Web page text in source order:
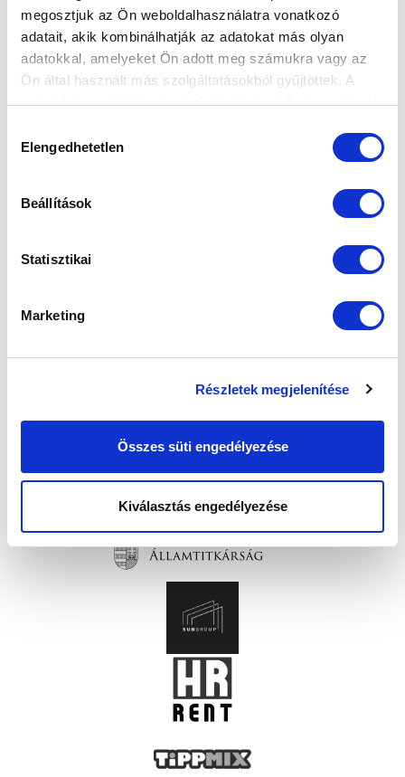
megosztjuk az Ön weboldalhasználatra vonatkozó
adatait, akik kombinálhatják az adatokat más olyan
adatokkal, amelyeket Ön adott meg számukra vagy az
Ön által használt más szolgáltatásokból gyűjtöttek. A
weboldalon való böngészés folytatásával Ön hozzájárul a
kiválasztása
Elengedhetetlen
Beállítások
Statisztikai
Marketing
Részletek megjelenítése
Összes süti engedélyezése
Kiválasztás engedélyezése
SZPONZOROK